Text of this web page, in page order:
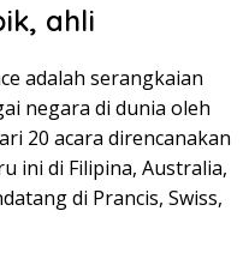
ahli
adalah serangkaian
negara di dunia oleh
20 acara direncanakan
ini di Filipina, Australia,
di Prancis, Swiss,